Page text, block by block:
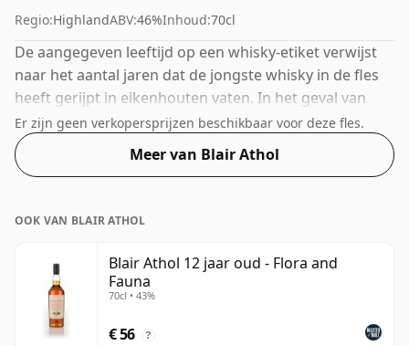
Regio:HighlandABV:46%Inhoud:70cl
De aangegeven leeftijd op een whisky-etiket verwijst
naar het aantal jaren dat de jongste whisky in de fles
heeft gerijpt in eikenhouten vaten. In het geval van
deze Scotch Whisky van Blair Athol is dat 12 jaar.
Gebotteld op de steeds populairder wordende sterkte
van 46%, wat een respectabel alcoholpercentage is.
Er zijn geen verkopersprijzen beschikbaar voor deze fles.
Meer van Blair Athol
OOK VAN BLAIR ATHOL
Blair Athol 12 jaar oud - Flora and
Fauna
70cl • 43%
€ 56 ?